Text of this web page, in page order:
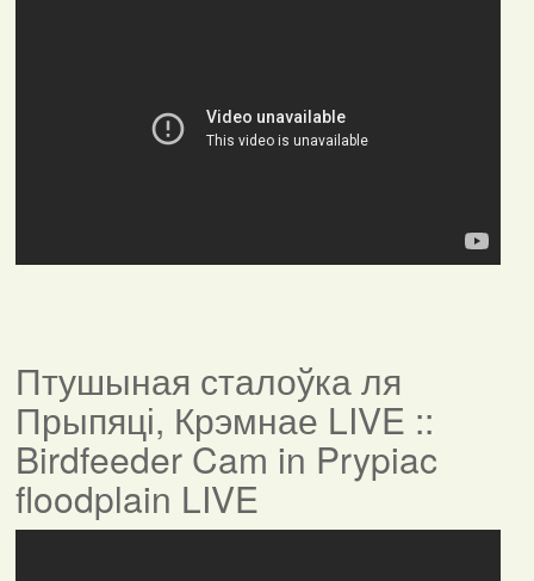
Птушыная сталоўка ля
Прыпяці, Крэмнае LIVE ::
Birdfeeder Cam in Prypiac
floodplain LIVE